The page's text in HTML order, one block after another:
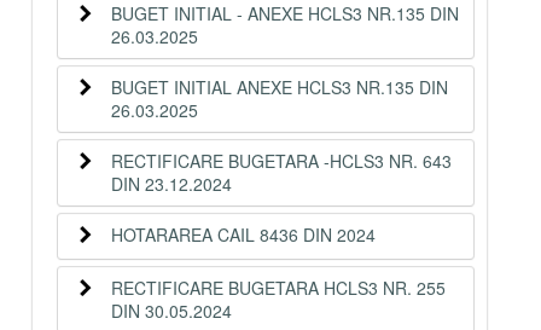
BUGET INITIAL - ANEXE HCLS3 NR.135 DIN
26.03.2025
BUGET INITIAL ANEXE HCLS3 NR.135 DIN
26.03.2025
RECTIFICARE BUGETARA -HCLS3 NR. 643
DIN 23.12.2024
HOTARAREA CAIL 8436 DIN 2024
RECTIFICARE BUGETARA HCLS3 NR. 255
DIN 30.05.2024